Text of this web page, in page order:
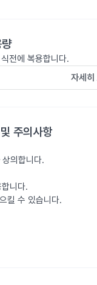
전에 복용합니다.
자세히
주의사항
의합니다.
니다.
킬 수 있습니다.